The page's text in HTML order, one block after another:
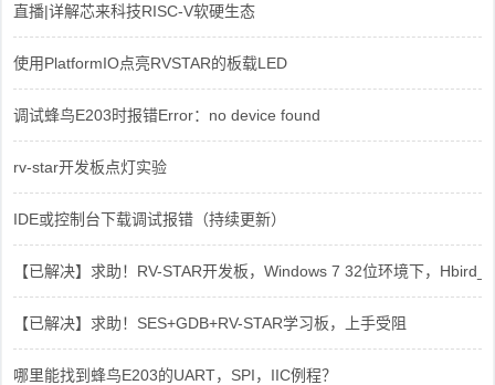
直播|详解芯来科技RISC-V软硬生态
使用PlatformIO点亮RVSTAR的板载LED
调试蜂鸟E203时报错Error：no device found
rv-star开发板点灯实验
IDE或控制台下载调试报错（持续更新）
【已解决】求助！RV-STAR开发板，Windows 7 32位环境下，
【已解决】求助！SES+GDB+RV-STAR学习板，上手受阻
哪里能找到蜂鸟E203的UART，SPI，IIC例程？